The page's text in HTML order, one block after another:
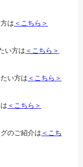
は ＜こちら＞
い方は ＜こちら＞
い方は ＜こちら＞
＜こちら＞
のご紹介は ＜こち